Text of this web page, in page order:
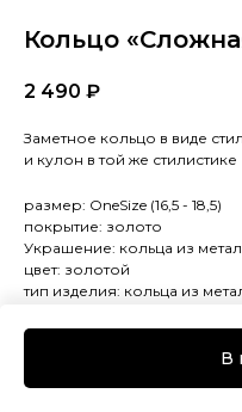
Кольцо
2 490 ₽
В
Заметное кольцо в виде
и кулон в той же стилистике
размер: OneSize (16,5 - 18,5)
покрытие: золото
Украшение: кольца из
цвет: золотой
тип изделия: кольца из